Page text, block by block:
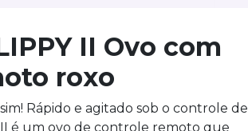
II Ovo com
roxo
Rápido e agitado sob o controle de
II é um ovo de controle remoto que